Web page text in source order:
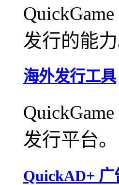
发行的能力
海外发行工具
发行平台。
QuickAD+ 广